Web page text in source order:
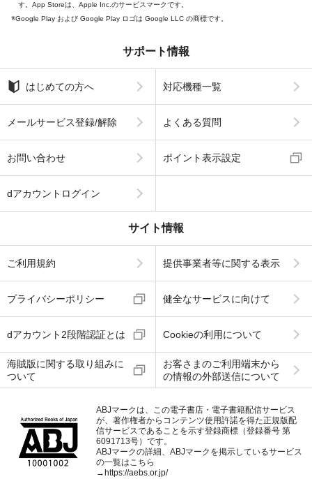
す。App Storeは、Apple Inc.のサービスマークです。
Google Play および Google Play ロゴは Google LLC の商標です。
サポート情報
はじめての方へ 対応機種一覧
メールサービス登録/解除 よくある質問
お問い合わせ ポイント表示設定
dアカウントログイン
サイト情報
ご利用規約 提供事業者等に関する表示
プライバシーポリシー 健全なサービスに向けて
dアカウント2段階認証とは Cookieの利用について
海賊版に関する取り組みに
ついて
お客さまのご利用端末から
の情報の外部送信について
ABJマークは、この電子書店・電子書籍配信サービス
が、著作権者からコンテンツ使用許諾を得た正規版配
信サービスであることを示す登録商標（登録番号 第
6091713号）です。
ABJマークの詳細、ABJマークを掲示しているサービス
の一覧はこちら
→ https://aebs.or.jp/